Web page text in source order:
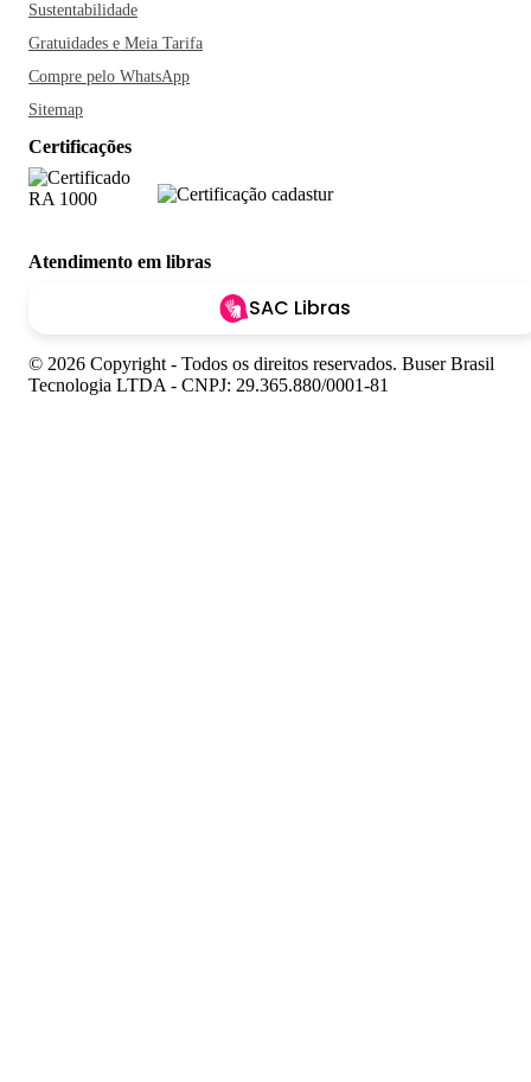
Sustentabilidade
Gratuidades e Meia Tarifa
Compre pelo WhatsApp
Sitemap
Certificações
Atendimento em libras
SAC Libras
© 2026 Copyright - Todos os direitos reservados. Buser Brasil
Tecnologia LTDA - CNPJ: 29.365.880/0001-81